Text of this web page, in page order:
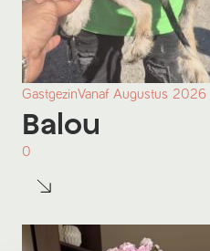
GastgezinVanaf Augustus 2026
Balou
0